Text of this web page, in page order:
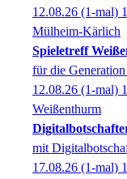
12.08.26 (1-mal)
Mülheim-Kärlich
Spieletreff
für die
12.08.26 (1-mal)
Weißenthurm
mit
17.08.26 (1-mal)